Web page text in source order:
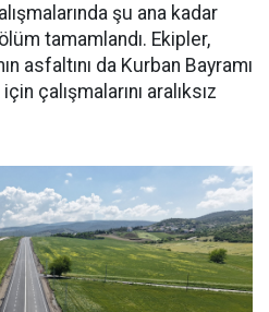
şu ana kadar
tamamlandı. Ekipler,
asfaltını da Kurban Bayramı
çalışmalarını aralıksız